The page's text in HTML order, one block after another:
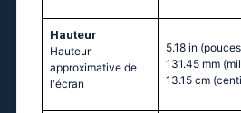
Hauteur
Hauteur
approximative de
l'écran
5.18 in
131.45 mm
13.15 cm